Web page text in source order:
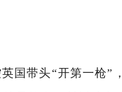
国带头“开第一枪”